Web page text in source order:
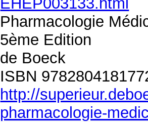
Pharmacologie
5ème Edition
de Boeck
ISBN
http://
pharmacologie-